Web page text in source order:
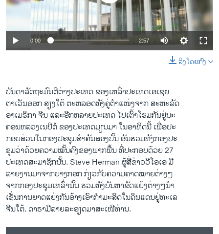
ທຸລະກິດ
ພາສາອັງກິດ
ວີດີໂອ
ລາຍການກະຈາຍສຽງ
ລາຍງານ
ຕິດຕາມພວກເຮົາ ທີ່
ພາສາຕ່າງໆ
0:00 2:57
ລິງໂດຍກົງ
ບັນດາ​ລັດຖະມົນຕີ​ຕ່າງປະ​ເທດ​ ຂອງ​ເຫລົ່າ​ປະ​ເທດ​ເອ​ເຊຍ
​ຕາ​ເວັນ​ອອກ ສຽງ​ໃຕ້ ຕະຫລອດ​ທັງຄູ່​ຕຳ​ແໜ່​ງຈາກ ສະຫະລັດ​
ອາ​ເມຣິກາ ຈີນ ​ແລະອີກ​ຫລາຍ​ປະ​ເທດ ​ໄປ​ເຕົ້າ​ໂຮມ​ກັນ​ຢູ່​ນະ
ຄອນຫລວງ​ເນ​ປີ​ຕໍ ຂອງ​ປະ​ເທດ​ມຽນມາ ​ໃນ​ອາທິດ​ນີ້ ​ເພື່ອ​ປະ
ກອບສ່ວນ​ໃນ​ກອງ​ປະຊຸມ​ສຳຄັນ​ສອງ​ບັ້ນ ອັນ​ຮວມທັງ​ກອງ​ປະ
ຊຸມ​ວ່າ​ດ້ວຍ​ຄວາມ​ໝັ້ນຄົງ​ຂອງພາກ​ພື້ນ ທີ່​ປະກອບ​ດ້ວຍ 27
ປະ​ເທດ​ສະມາຊິກ​ນັ້ນ. Steve Herman ຜູ້​ສື່​ຂ່າວ​ວີ​ໂອ​ເອ ມີ
​ລາຍ​ງານ​ມາ​ຈາກ​ບາງກ​ອກ ກ່ຽວ​ກັບ​ຄວາມ​ຄາດໝາຍ​ຕ່າງໆ​
ຈາກກອງ​ປະຊຸມ​ເຫລົ່າ​ນັ້ນ ຮວມທັງ​ບັນຫາ​ຂັດ​ແຍ້​ງ​ຕ່າງໆນຳ ​
ເຊັ່ນ​ການ​ຍາດແຍ່ງກັນ​ອ້າງ​ເອົາ​ກຳມະສິດ​ໃນ​ດິນແດນ​ຢູ່​ທະ​ເລ
​ຈີນ​ໃຕ້. ​ດາຣາ​ມີ​ລາຍ​ລະອຽດ​ມາສະ​ເໜີ​ທ່ານ.